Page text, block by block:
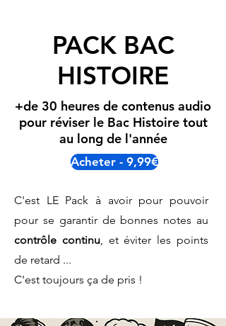
PACK BAC
HISTOIRE
+de 30 heures de contenus audio
pour réviser le Bac Histoire tout
au long de l'année
Acheter - 9,99€
C'est LE Pack à avoir pour pouvoir
pour se garantir de bonnes notes au
contrôle continu, et éviter les points
de retard ...
C'est toujours ça de pris !